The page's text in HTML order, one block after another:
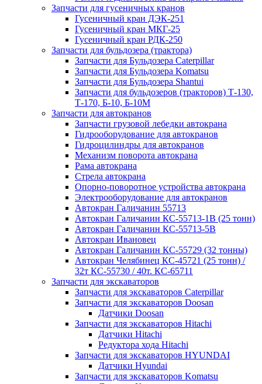
Запчасти для гусеничных кранов
Гусеничный кран ДЭК-251
Гусеничный кран МКГ-25
Гусеничный кран РДК-250
Запчасти для бульдозера (трактора)
Запчасти для Бульдозера Caterpillar
Запчасти для Бульдозера Komatsu
Запчасти для Бульдозера Shantui
Запчасти для бульдозеров (тракторов) Т-130,
Т-170, Б-10, Б-10М
Запчасти для автокранов
Запчасти грузовой лебедки автокрана
Гидрооборудование для автокранов
Гидроцилиндры для автокранов
Механизм поворота автокрана
Рама автокрана
Стрела автокрана
Опорно-поворотное устройства автокрана
Электрооборудование для автокранов
Автокран Галичанин 55713
Автокран Галичанин КС-55713-1В (25 тонн)
Автокран Галичанин КС-55713-5В
Автокран Ивановец
Автокран Галичанин КС-55729 (32 тонны)
Автокран Челябинец КС-45721 (25 тонн) /
32т КС-55730 / 40т. КС-65711
Запчасти для экскаваторов
Запчасти для экскаваторов Caterpillar
Запчасти для экскаваторов Doosan
Датчики Doosan
Запчасти для экскаваторов Hitachi
Датчики Hitachi
Редуктора хода Hitachi
Запчасти для экскаваторов HYUNDAI
Датчики Hyundai
Запчасти для экскаваторов Komatsu